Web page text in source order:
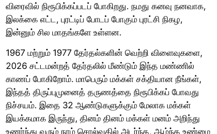
விரைவில் நிரூபிக்கப்படப் போகிறது. நமது கனவு நனவாக,
இலக்கை எட்ட, புரட்டிப் போடப் போகும் புரட்சி நிகழ,
இன்னும் சில மாதங்களே உள்ளன.
1967 மற்றும் 1977 தேர்தல்களின் வெற்றி விளைவுகளை,
2026 சட்டமன்றத் தேர்தலில் மீண்டும் இந்த மண்ணில்
காணப் போகிறோம். மாபெரும் மக்கள் சக்தியான நீங்கள்,
இந்தத் திருப்புமுனைத் தருணத்தை நிரூபிக்கப் போவது
நிச்சயம். இதை 32 ஆண்டுகளுக்கும் மேலாக மக்கள்
இயக்கமாக இருந்து, தினம் தினம் மக்கள் மனம் அறிந்து
உணர்ந்து வரும் நாம் சொல்வதில் அடர்ந்த, ஆழ்ந்த உண்மை